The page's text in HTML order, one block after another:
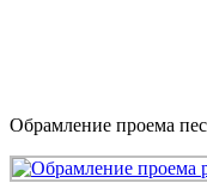
Обрамление проема